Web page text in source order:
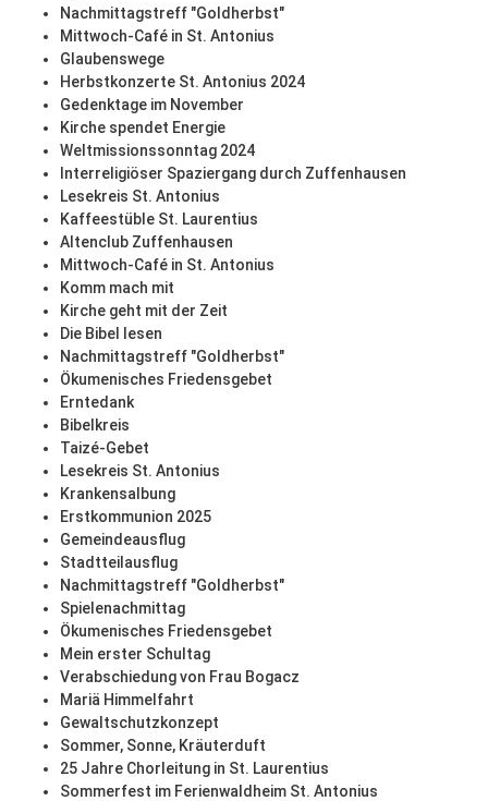
Nachmittagstreff "Goldherbst"
Mittwoch-Café in St. Antonius
Glaubenswege
Herbstkonzerte St. Antonius 2024
Gedenktage im November
Kirche spendet Energie
Weltmissionssonntag 2024
Interreligiöser Spaziergang durch Zuffenhausen
Lesekreis St. Antonius
Kaffeestüble St. Laurentius
Altenclub Zuffenhausen
Mittwoch-Café in St. Antonius
Komm mach mit
Kirche geht mit der Zeit
Die Bibel lesen
Nachmittagstreff "Goldherbst"
Ökumenisches Friedensgebet
Erntedank
Bibelkreis
Taizé-Gebet
Lesekreis St. Antonius
Krankensalbung
Erstkommunion 2025
Gemeindeausflug
Stadtteilausflug
Nachmittagstreff "Goldherbst"
Spielenachmittag
Ökumenisches Friedensgebet
Mein erster Schultag
Verabschiedung von Frau Bogacz
Mariä Himmelfahrt
Gewaltschutzkonzept
Sommer, Sonne, Kräuterduft
25 Jahre Chorleitung in St. Laurentius
Sommerfest im Ferienwaldheim St. Antonius